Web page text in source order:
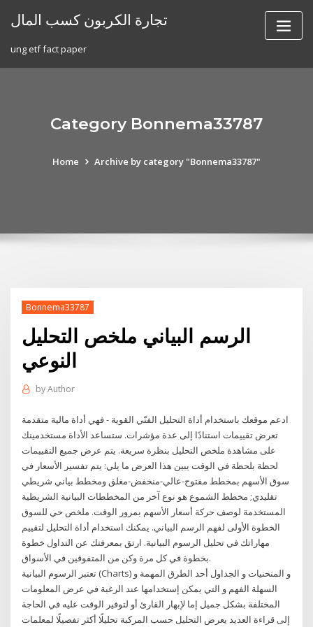
تجارة الكربون كسب المال
ung etf fact paper
Category Bonnema33787
Home Archive by category "Bonnema33787"
Bonnema33787
الرسم البياني ملخص التحليل
النوعي
byAuthor
ادعم موقعك باستخدام أداة التحليل الفنّي القوية - فهي أداة مالية متقدمة
تعرض تقييمات استنادًا إلى عدة مؤشرات. ستساعد الأداة مستخدمينك
على مشاهدة ملخص التحليل بنظرة سريعة. يتم عرض جميع التقييمات
لحظة بلحظة في الوقت يبين هذا العرض ما يلي: يتم تفسير الأسعار في
سوق الأسهم بمخطط مفتوح-عالي-منخفض-مغلق ومخطط بياني شريطي
تقليدي; مخطط الشموع هو نوع آخر من المخططات البيانية الشريطية
المستخدمة لوصف حركة أسعار الأسهم بمرور الوقت. ملخص حي للسوق
الخطوة الأولى لفهم الرسم البياني. يمكنك استخدام أداة التحليل لتقييم
مهاراتك في تحليل الرسوم البيانية. ارتق بمعرفتك عن التداول خطوة
بخطوة في كل مرة وكن من المتفوقين في الأسواق.
تعتبر الرسوم البيانية (Charts) و المنحنيات و الجداول أحد الطرق المهمة و
السهلة الفهم و التي يمكن إستخدامها عند الرغبة في عرض المعلومات
المختلفة بشكل جميل إما لإبهار القارئ أو لتوفير الوقت عليه في الحاجة
إلى قراءة العديد يعرض التحليل حسب المركبة تحليلًا أكثر تفصيلًا لمعلمات